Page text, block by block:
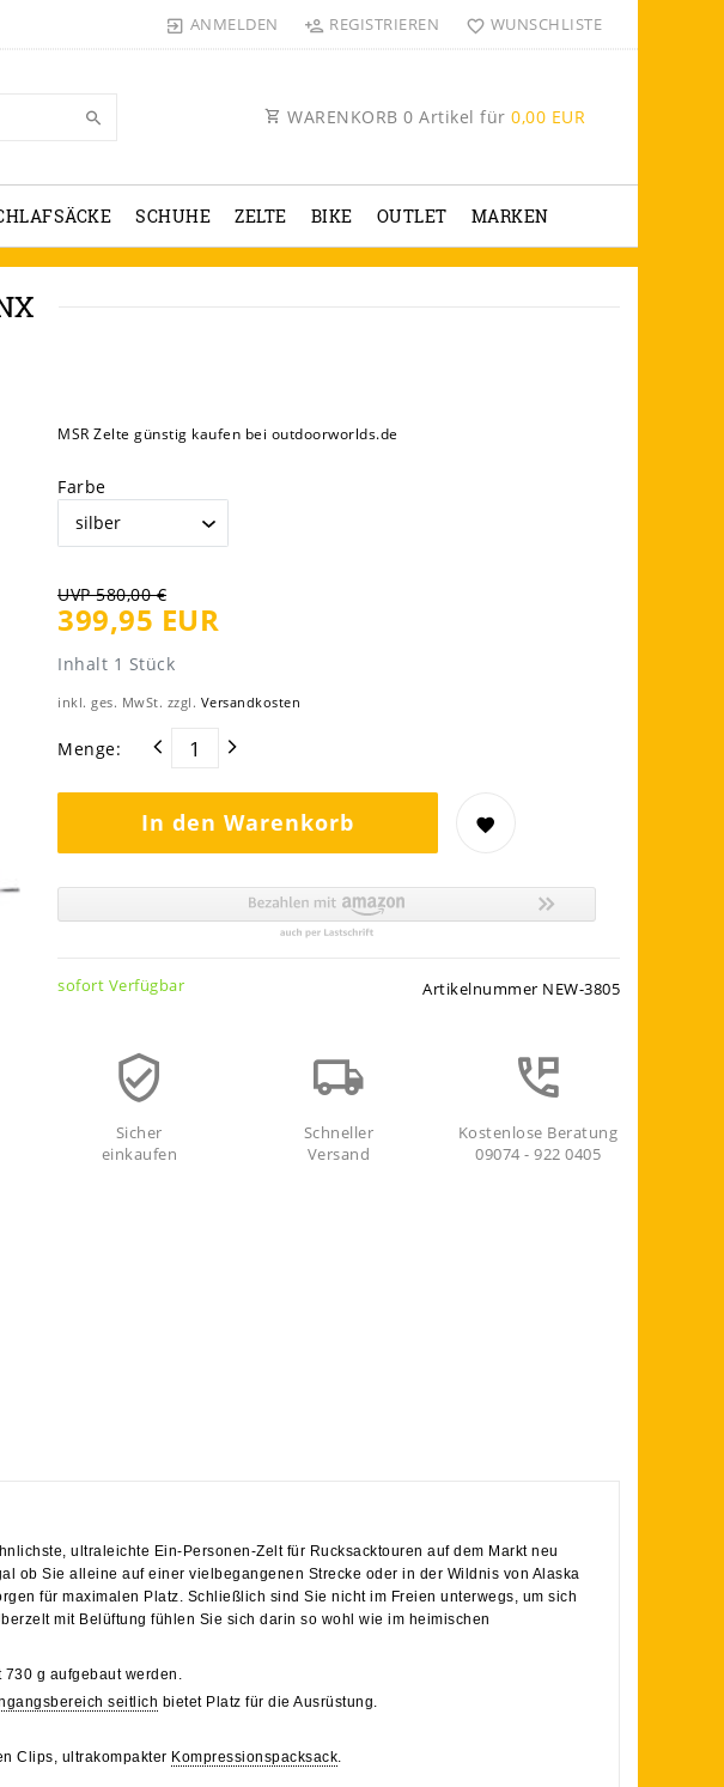
ANMELDEN REGISTRIEREN WUNSCHLISTE
WARENKORB 0 Artikel für 0,00 EUR
SCHUHE ZELTE BIKE OUTLET MARKEN
MSR Zelte günstig kaufen bei outdoorworlds.de
Farbe
UVP 580,00 €
399,95 EUR
Inhalt 1 Stück
inkl. ges. MwSt. zzgl. Versandkosten
Menge:
In den Warenkorb
sofort Verfügbar Artikelnummer NEW-3805
Sicher
einkaufen
Schneller
Versand
Kostenlose Beratung
09074 - 922 0405
ultraleichte Ein-Personen-Zelt für Rucksacktouren auf dem Markt neu
ob Sie alleine auf einer vielbegangenen Strecke oder in der Wildnis von Alaska
für maximalen Platz. Schließlich sind Sie nicht im Freien unterwegs, um sich
mit Belüftung fühlen Sie sich darin so wohl wie im heimischen
g aufgebaut werden.
seitlich bietet Platz für die Ausrüstung.
Clips, ultrakompakter Kompressionspacksack.